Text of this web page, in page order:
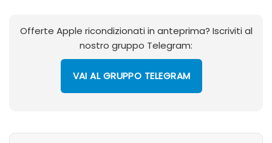
Offerte Apple ricondizionati in anteprima? Iscriviti al
nostro gruppo Telegram:
VAI AL GRUPPO TELEGRAM